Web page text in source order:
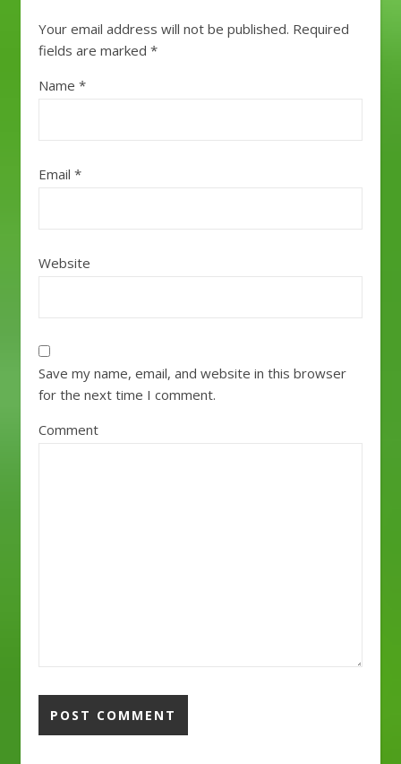
Your email address will not be published. Required
fields are marked *
Name *
Email *
Website
Save my name, email, and website in this browser
for the next time I comment.
Comment